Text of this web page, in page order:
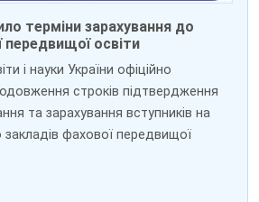
терміни зарахування до
передвищої освіти
і науки України офіційно
строків підтвердження
та зарахування вступників на
фахової передвищої